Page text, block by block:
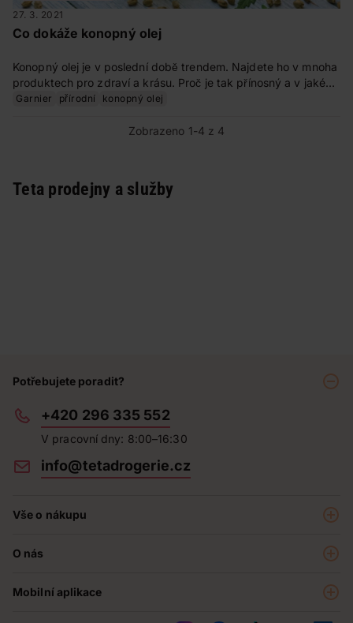
27. 3. 2021
Co dokáže konopný olej
Konopný olej je v poslední době trendem. Najdete ho v mnoha
produktech pro zdraví a krásu. Proč je tak přínosný a v jaké
podobě si jej můžete dopřát?
Garnier přírodní konopný olej
Zobrazeno 1-4 z 4
Teta prodejny a služby
Potřebujete poradit?
+420 296 335 552
V pracovní dny: 8:00–16:30
info@tetadrogerie.cz
Vše o nákupu
Prodejny
O nás
Mobilní aplikace